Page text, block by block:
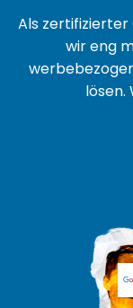
Als
wir eng
lösen.